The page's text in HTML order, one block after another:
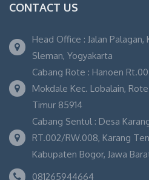
CONTACT US
Head Office : Jalan Palagan,
Sleman, Yogyakarta
Cabang Rote : Hanoen
Mokdale Kec. Lobalain,
Timur 85914
Cabang Sentul : Desa
RT.002/RW.008, Karang
Kabupaten Bogor, Jawa
081265944664